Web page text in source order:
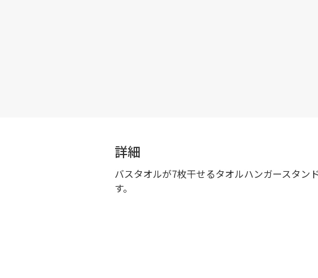
詳細
バスタオルが7枚干せるタオルハンガースタン
す。